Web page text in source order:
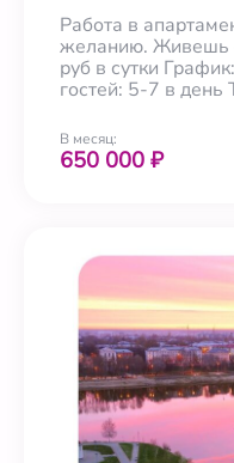
Работа в
желанию. Живешь
руб в сутки
гостей: 5-7 в день
В месяц:
650 000 ₽